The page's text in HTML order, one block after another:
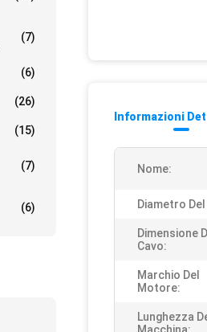
(7)
(6)
(26)
(15)
(7)
(6)
Informazioni
Nome:
Diametro Del
Dimensione
Cavo:
Marchio Del
Motore:
Lunghezza